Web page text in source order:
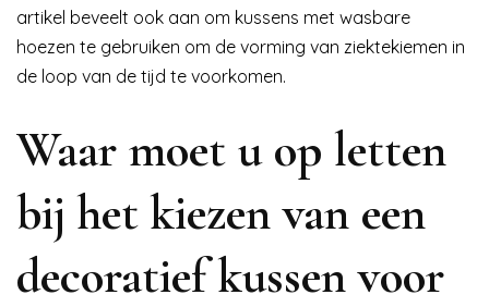
artikel beveelt ook aan om kussens met wasbare
hoezen te gebruiken om de vorming van ziektekiemen in
de loop van de tijd te voorkomen.
Waar moet u op letten
bij het kiezen van een
decoratief kussen voor